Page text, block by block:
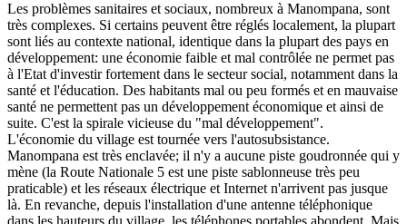
Les problèmes sanitaires et sociaux, nombreux à Manompana, sont
très complexes. Si certains peuvent être réglés localement, la plupart
sont liés au contexte national, identique dans la plupart des pays en
développement: une économie faible et mal contrôlée ne permet pas
à l'Etat d'investir fortement dans le secteur social, notamment dans la
santé et l'éducation. Des habitants mal ou peu formés et en mauvaise
santé ne permettent pas un développement économique et ainsi de
suite. C'est la spirale vicieuse du "mal développement".
L'économie du village est tournée vers l'autosubsistance.
Manompana est très enclavée; il n'y a aucune piste goudronnée qui y
mène (la Route Nationale 5 est une piste sablonneuse très peu
praticable) et les réseaux électrique et Internet n'arrivent pas jusque
là. En revanche, depuis l'installation d'une antenne téléphonique